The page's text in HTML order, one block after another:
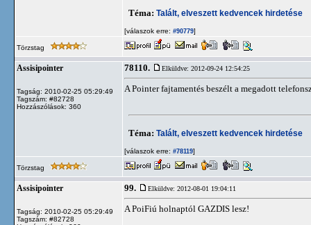
Téma: Talált, elveszett kedvencek hirdetése
[válaszok erre: #90779]
Törzstag
Assisipointer
Tagság: 2010-02-25 05:29:49
Tagszám: #82728
Hozzászólások: 360
78110. Elküldve: 2012-09-24 12:54:25
A Pointer fajtamentés beszélt a megadott
Téma: Talált, elveszett kedvencek hirdetése
[válaszok erre: #78119]
Törzstag
Assisipointer
Tagság: 2010-02-25 05:29:49
Tagszám: #82728
99. Elküldve: 2012-08-01 19:04:11
A PoiFiú holnaptól GAZDIS lesz!